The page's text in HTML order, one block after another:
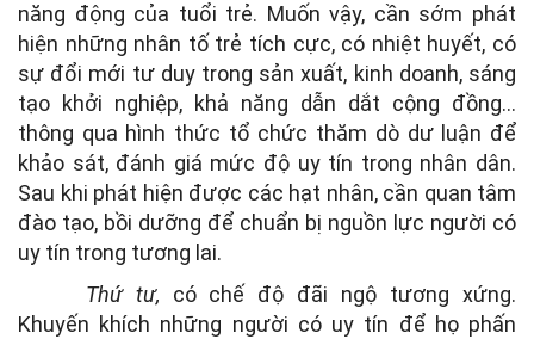
năng động của tuổi trẻ. Muốn vậy, cần sớm phát
hiện những nhân tố trẻ tích cực, có nhiệt huyết, có
sự đổi mới tư duy trong sản xuất, kinh doanh, sáng
tạo khởi nghiệp, khả năng dẫn dắt cộng đồng…
thông qua hình thức tổ chức thăm dò dư luận để
khảo sát, đánh giá mức độ uy tín trong nhân dân.
Sau khi phát hiện được các hạt nhân, cần quan tâm
đào tạo, bồi dưỡng để chuẩn bị nguồn lực người có
uy tín trong tương lai.
Thứ tư, có chế độ đãi ngộ tương xứng.
Khuyến khích những người có uy tín để họ phấn